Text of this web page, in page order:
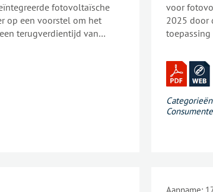
fotovoltaïsche
op een voorstel om het
terugverdientijd van
voor
2025 door
Categorieën